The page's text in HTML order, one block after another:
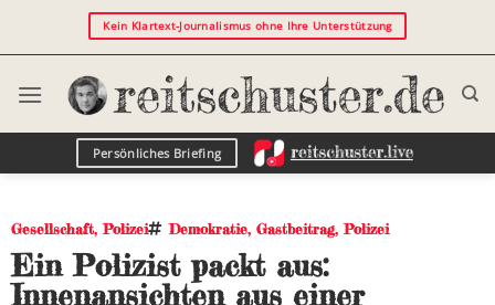
Kein Klartext-Journalismus ohne Ihre Unterstützung
Persönliches Briefing
Gesellschaft,Polizei Demokratie, Gastbeitrag,Polizei
Ein Polizist packt aus:
Innenansichten aus einer